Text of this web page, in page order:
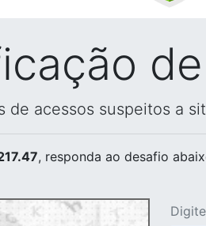
de acessos suspeitos a
, responda ao desafio